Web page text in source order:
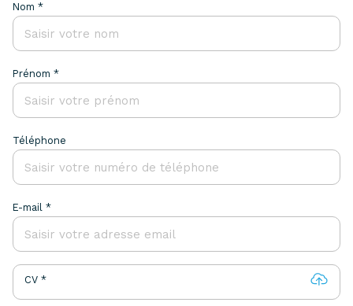
Nom *
Prénom *
Téléphone
E-mail *
CV *